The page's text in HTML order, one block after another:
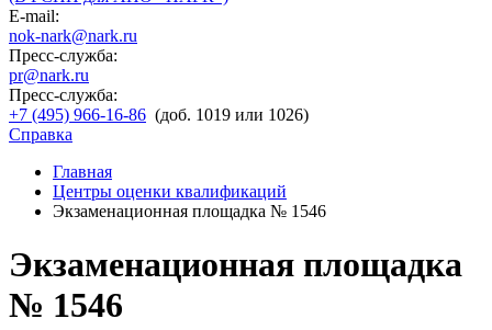
E-mail:
nok-nark@nark.ru
Пресс-служба:
pr@nark.ru
Пресс-служба:
+7 (495) 966-16-86 (доб. 1019 или 1026)
Справка
Главная
Центры оценки квалификаций
Экзаменационная площадка № 1546
Экзаменационная площадка
№ 1546